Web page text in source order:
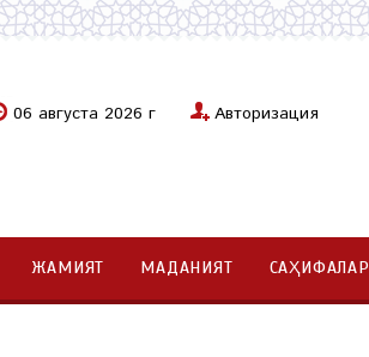
06 августа 2026 г Авторизация
ЖАМИЯТ МАДАНИЯТ САҲИФАЛАР